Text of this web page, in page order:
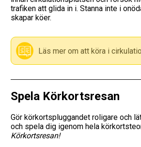
Prov
Checklista för ditt
Vägmärken
trafiken att glida in i. Stanna inte i
skapar köer.
Läs mer om att köra i
Spela Körkortsresan
Gör körkortspluggandet roligare och
och spela dig igenom hela
Körkortsresan!